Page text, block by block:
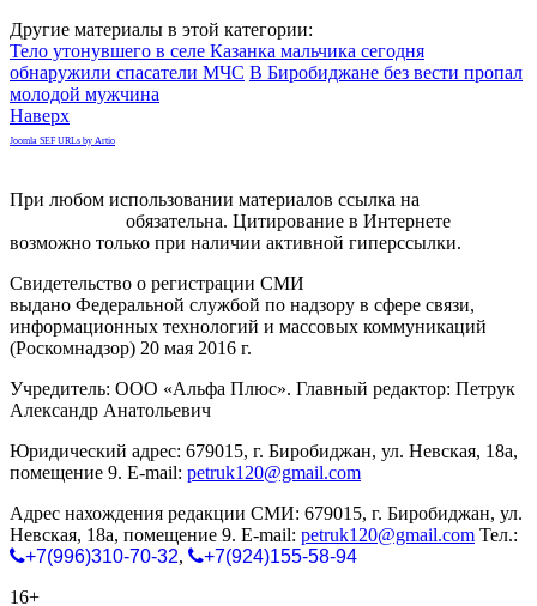
Другие материалы в этой категории:
Тело утонувшего в селе Казанка мальчика сегодня
обнаружили спасатели МЧС В Биробиджане без вести пропал
молодой мужчина
Наверх
Joomla SEF URLs by Artio
При любом использовании материалов ссылка на
обязательна. Цитирование в Интернете
возможно только при наличии активной гиперссылки.
Свидетельство о регистрации СМИ
выдано Федеральной службой по надзору в сфере связи,
информационных технологий и массовых коммуникаций
(Роскомнадзор) 20 мая 2016 г.
Учредитель: ООО «Альфа Плюс». Главный редактор: Петрук
Александр Анатольевич
Юридический адрес: 679015, г. Биробиджан, ул. Невская, 18а,
помещение 9. E-mail: petruk120@gmail.com
Адрес нахождения редакции СМИ: 679015, г. Биробиджан, ул.
Невская, 18а, помещение 9. E-mail: petruk120@gmail.com Тел.:
+7(996)310-70-32,
+7(924)155-58-94
16+